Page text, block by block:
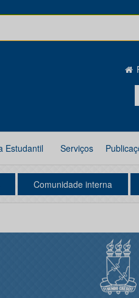
Estudantil Serviços
Comunidade interna